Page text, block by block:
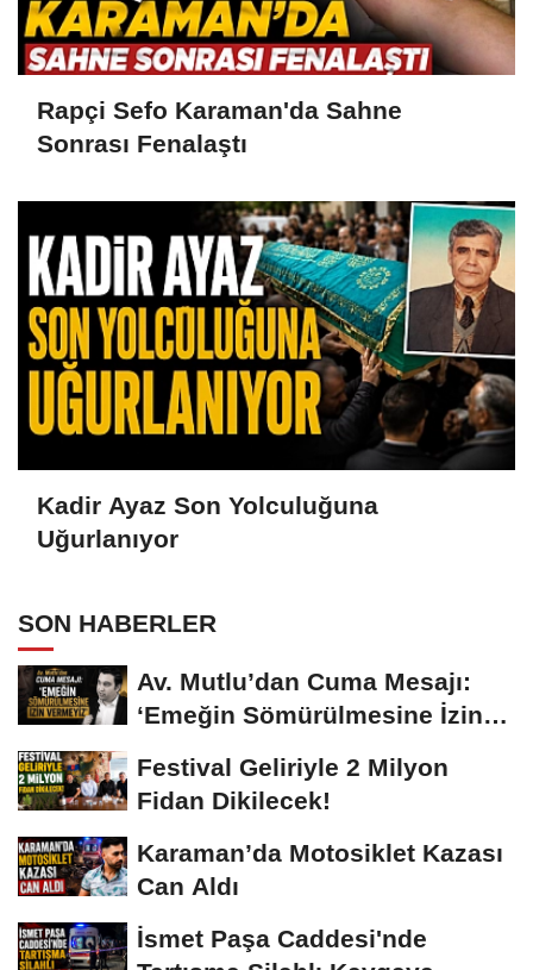
Rapçi Sefo Karaman'da Sahne
Sonrası Fenalaştı
Kadir Ayaz Son Yolculuğuna
Uğurlanıyor
SON HABERLER
Av. Mutlu’dan Cuma Mesajı:
‘Emeğin Sömürülmesine İzin
Festival Geliriyle 2 Milyon
Fidan Dikilecek!
Karaman’da Motosiklet Kazası
Can Aldı
İsmet Paşa Caddesi'nde